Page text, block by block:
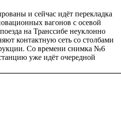
и сейчас идёт перекладка
вагонов с осевой
на Транссибе неуклонно
контактную сеть со столбами
Со времени снимка №6
уже идёт очередной